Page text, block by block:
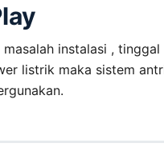
instalasi , tinggal
listrik maka sistem